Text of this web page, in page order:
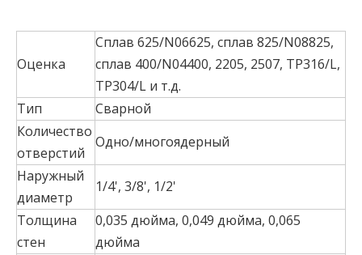
Оценка
Сплав 625/N06625, сплав 825/N08825,
сплав 400/N04400, 2205, 2507, TP316/L,
TP304/L и т.д.
Тип
Сварной
Количество
отверстий
Одно/многоядерный
Наружный
диаметр
1/4', 3/8', 1/2'
Толщина
стен
0,035 дюйма, 0,049 дюйма, 0,065
дюйма